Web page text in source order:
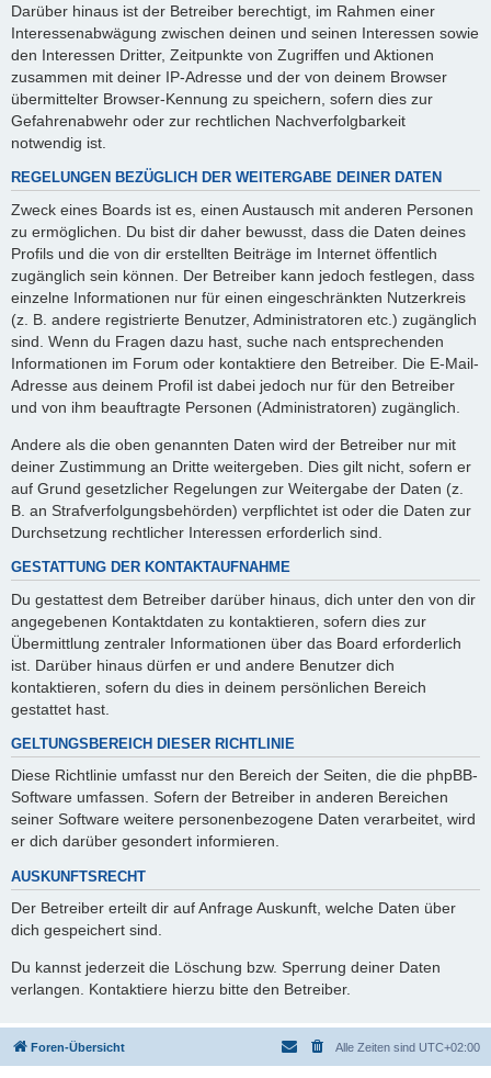
Darüber hinaus ist der Betreiber berechtigt, im Rahmen einer
Interessenabwägung zwischen deinen und seinen Interessen sowie
den Interessen Dritter, Zeitpunkte von Zugriffen und Aktionen
zusammen mit deiner IP-Adresse und der von deinem Browser
übermittelter Browser-Kennung zu speichern, sofern dies zur
Gefahrenabwehr oder zur rechtlichen Nachverfolgbarkeit
notwendig ist.
REGELUNGEN BEZÜGLICH DER WEITERGABE DEINER DATEN
Zweck eines Boards ist es, einen Austausch mit anderen Personen
zu ermöglichen. Du bist dir daher bewusst, dass die Daten deines
Profils und die von dir erstellten Beiträge im Internet öffentlich
zugänglich sein können. Der Betreiber kann jedoch festlegen, dass
einzelne Informationen nur für einen eingeschränkten Nutzerkreis
(z. B. andere registrierte Benutzer, Administratoren etc.) zugänglich
sind. Wenn du Fragen dazu hast, suche nach entsprechenden
Informationen im Forum oder kontaktiere den Betreiber. Die E-Mail-
Adresse aus deinem Profil ist dabei jedoch nur für den Betreiber
und von ihm beauftragte Personen (Administratoren) zugänglich.
Andere als die oben genannten Daten wird der Betreiber nur mit
deiner Zustimmung an Dritte weitergeben. Dies gilt nicht, sofern er
auf Grund gesetzlicher Regelungen zur Weitergabe der Daten (z.
B. an Strafverfolgungsbehörden) verpflichtet ist oder die Daten zur
Durchsetzung rechtlicher Interessen erforderlich sind.
GESTATTUNG DER KONTAKTAUFNAHME
Du gestattest dem Betreiber darüber hinaus, dich unter den von dir
angegebenen Kontaktdaten zu kontaktieren, sofern dies zur
Übermittlung zentraler Informationen über das Board erforderlich
ist. Darüber hinaus dürfen er und andere Benutzer dich
kontaktieren, sofern du dies in deinem persönlichen Bereich
gestattet hast.
GELTUNGSBEREICH DIESER RICHTLINIE
Diese Richtlinie umfasst nur den Bereich der Seiten, die die phpBB-
Software umfassen. Sofern der Betreiber in anderen Bereichen
seiner Software weitere personenbezogene Daten verarbeitet, wird
er dich darüber gesondert informieren.
AUSKUNFTSRECHT
Der Betreiber erteilt dir auf Anfrage Auskunft, welche Daten über
dich gespeichert sind.
Du kannst jederzeit die Löschung bzw. Sperrung deiner Daten
verlangen. Kontaktiere hierzu bitte den Betreiber.
Foren-Übersicht Alle Zeiten sind UTC+02:00